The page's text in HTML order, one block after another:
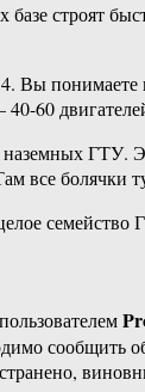
строят
40-60
ГТУ.
все болячки
семейство
сообщить